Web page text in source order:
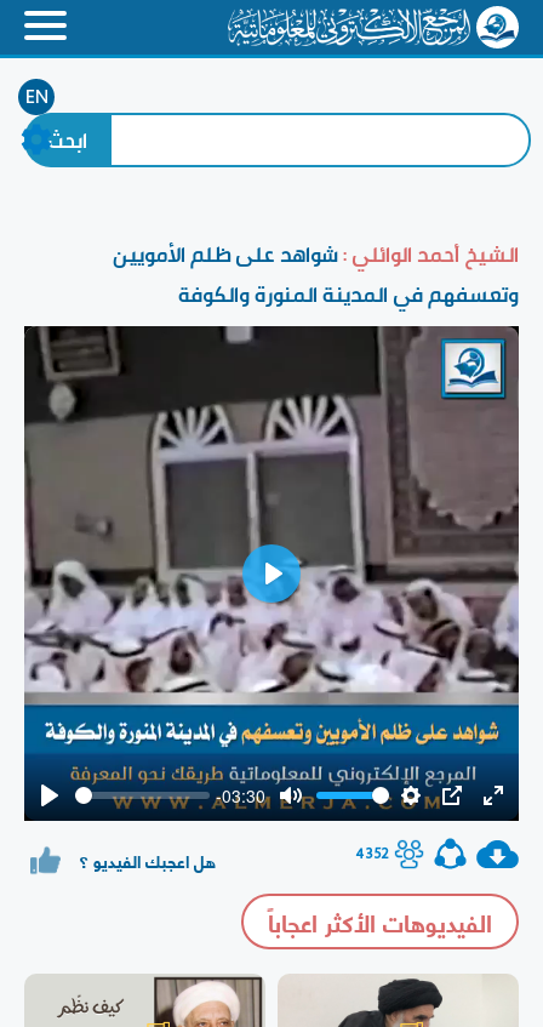
EN
الشيخ أحمد الوائلي :شواهد على ظلم الأمويين
وتعسفهم في المدينة المنورة والكوفة
Play
-03:30
Mute
Settings
PIP Enter
Play
4352 هل اعجبك الفيديو ؟
الفيديوهات الأكثر اعجاباً